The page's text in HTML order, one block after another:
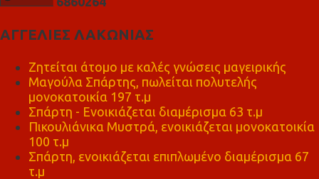
ΑΓΓΕΛΙΕΣ ΛΑΚΩΝΙΑΣ
Ζητείται άτομο με καλές γνώσεις μαγειρικής
Μαγούλα Σπάρτης, πωλείται πολυτελής
μονοκατοικία 197 τ.μ
Σπάρτη - Ενοικιάζεται διαμέρισμα 63 τ.μ
Πικουλιάνικα Μυστρά, ενοικιάζεται μονοκατοικία
100 τ.μ
Σπάρτη, ενοικιάζεται επιπλωμένο διαμέρισμα 67
τ.μ